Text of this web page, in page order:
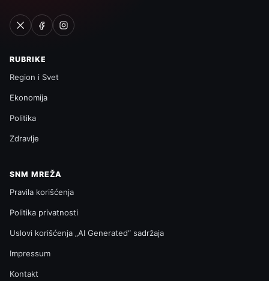
RUBRIKE
Region i Svet
Ekonomija
Politika
Zdravlje
SNM MREŽA
Pravila korišćenja
Politika privatnosti
Uslovi korišćenja „AI Generated“ sadržaja
Impressum
Kontakt